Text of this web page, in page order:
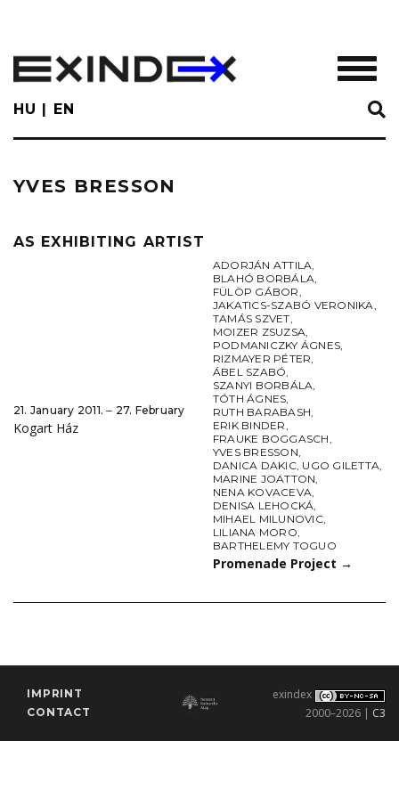
main
content
HU EN
YVES BRESSON
AS EXHIBITING ARTIST
21. January 2011. ‒ 27. February
Kogart Ház
ADORJÁN ATTILA,
BLAHÓ BORBÁLA,
FÜLÖP GÁBOR,
JAKATICS-SZABÓ VERONIKA,
TAMÁS SZVET,
MOIZER ZSUZSA,
PODMANICZKY ÁGNES,
RIZMAYER PÉTER,
ÁBEL SZABÓ,
SZANYI BORBÁLA,
TÓTH ÁGNES,
RUTH BARABASH,
ERIK BINDER,
FRAUKE BOGGASCH,
YVES BRESSON,
DANICA DAKIC, UGO GILETTA,
MARINE JOATTON,
NENA KOVACEVA,
DENISA LEHOCKÁ,
MIHAEL MILUNOVIC,
LILIANA MORO,
BARTHELEMY TOGUO
Promenade Project →
IMPRINT
CONTACT
exindex
2000–2026 | C3